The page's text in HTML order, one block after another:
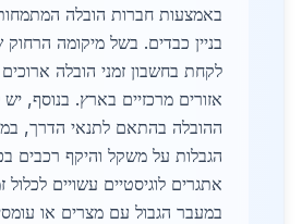
באמצעות חברות הובלה
בניין כבדים. בשל מיקומה
לקחת בחשבון זמני הובלה
אזורים מרכזיים בארץ. בנוסף,
ההובלה בהתאם לתנאי הדרך,
הגבלות על משקל והיקף רכבים
אתגרים לוגיסטיים עשויים לכלול
במעבר הגבול עם מצרים או